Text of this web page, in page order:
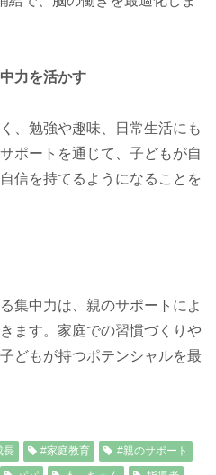
力を活かす
、勉強や趣味、日常生活にも
ポートを通じて、子どもが自
信を持てるようになることを
集中力は、親のサポートによ
ます。家庭での習慣づくりや
どもが持つポテンシャルを最
長 #家庭教育
#親のサポート